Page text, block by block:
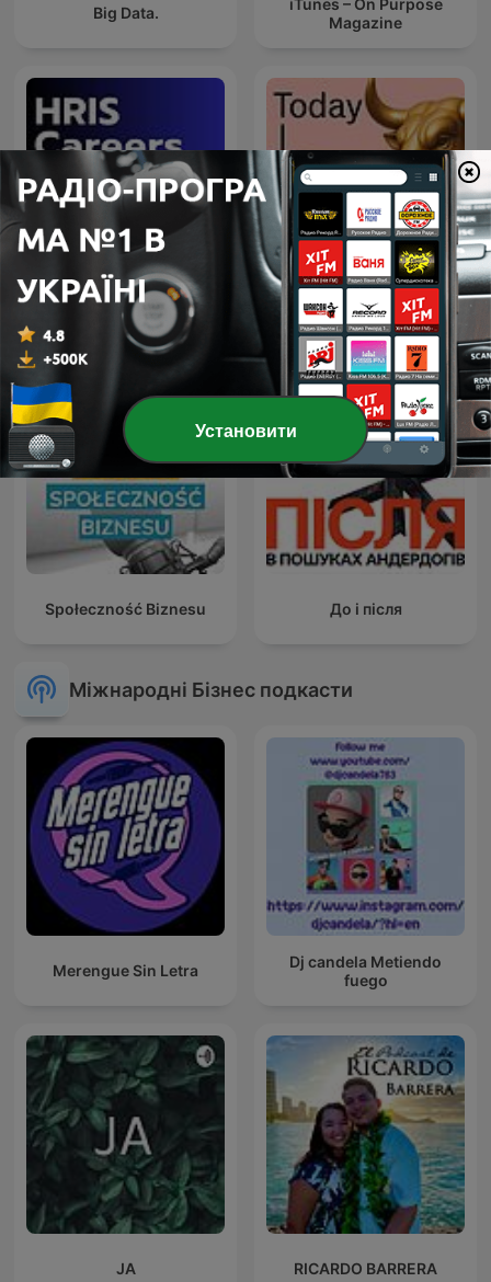
Big Data.
Magazine
HRIS Careers Podcast
Handelsblatt Today – Der
Finanzpodcast mit News
zu Börse, Aktien und
Geldanlage
Społeczność Biznesu До і після
Міжнародні Бізнес подкасти
Merengue Sin Letra
Dj candela Metiendo
fuego
JA RICARDO BARRERA
Установити